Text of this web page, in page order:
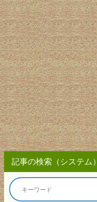
記事の検索（システム）